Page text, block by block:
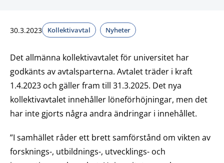
30.3.2023 Kollektivavtal Nyheter
Det allmänna kollektivavtalet för universitet har
godkänts av avtalsparterna. Avtalet träder i kraft
1.4.2023 och gäller fram till 31.3.2025. Det nya
kollektivavtalet innehåller löneförhöjningar, men det
har inte gjorts några andra ändringar i innehållet.
”I samhället råder ett brett samförstånd om vikten av
forsknings-, utbildnings-, utvecklings- och